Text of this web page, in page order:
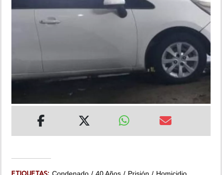
DEPORTES
INSÓLITAS
MULTIMEDIA